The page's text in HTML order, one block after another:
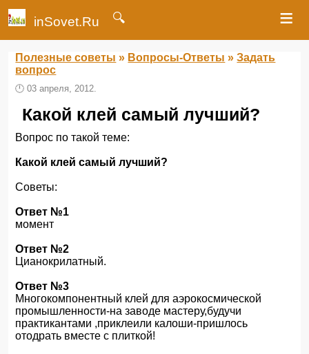
inSovet.Ru 🔍 ≡
Полезные советы » Вопросы-Ответы »Задать
вопрос
🕛03 апреля, 2012.
Какой клей самый лучший?
Вопрос по такой теме:
Какой клей самый лучший?
Советы:
Ответ №1
момент
Ответ №2
Цианокрилатный.
Ответ №3
Многокомпонентный клей для аэрокосмической
промышленности-на заводе мастеру,будучи
практикантами ,приклеили калоши-пришлось
отодрать вместе с плиткой!